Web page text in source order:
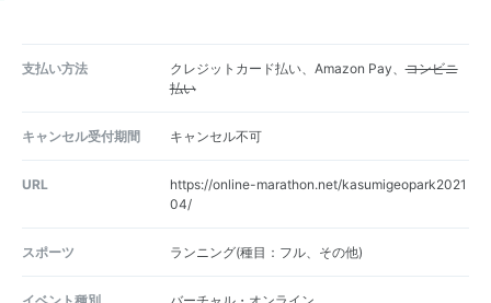
支払い方法 クレジットカード払い、Amazon Pay、コンビニ
払い
キャンセル受付期間 キャンセル不可
URL
https://online-marathon.net/kasumigeopark2021
04/
スポーツ ランニング(種目：フル、その他)
イベント種別 バーチャル・オンライン